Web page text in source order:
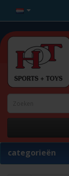
categorieën